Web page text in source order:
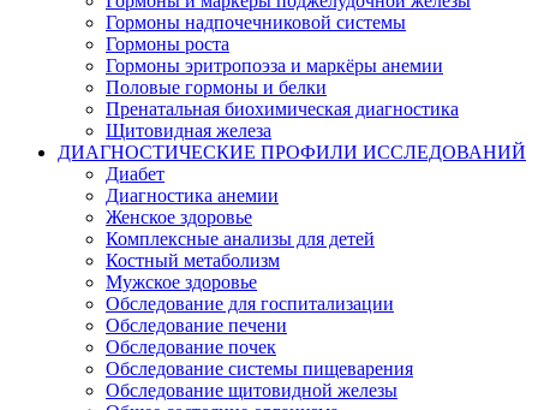
Гормоны надпочечниковой системы
Гормоны роста
Гормоны эритропоэза и маркёры анемии
Половые гормоны и белки
Пренатальная биохимическая диагностика
Щитовидная железа
ДИАГНОСТИЧЕСКИЕ ПРОФИЛИ ИССЛЕДОВАНИЙ
Диабет
Диагностика анемии
Женское здоровье
Комплексные анализы для детей
Костный метаболизм
Мужское здоровье
Обследование для госпитализации
Обследование печени
Обследование почек
Обследование системы пищеварения
Обследование щитовидной железы